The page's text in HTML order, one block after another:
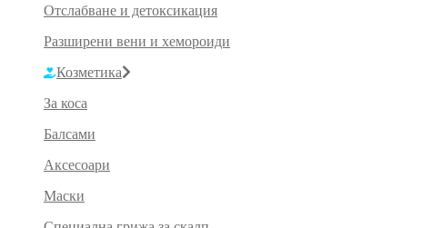
Отслабване и детоксикация
Разширени вени и хемороиди
Козметика
За коса
Балсами
Аксесоари
Маски